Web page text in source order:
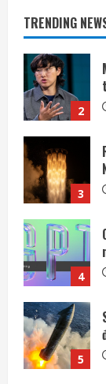
TRENDING 2
3
4
5
1